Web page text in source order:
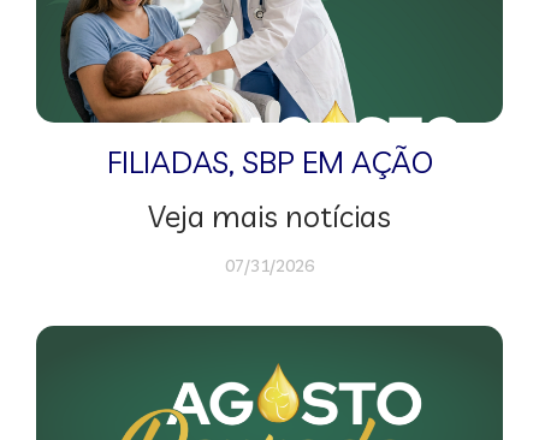
FILIADAS, SBP EM AÇÃO
Veja mais notícias
07/31/2026